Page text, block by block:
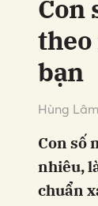
Con
theo
bạn
Hùng Lâm
Con số
nhiêu,
chuẩn